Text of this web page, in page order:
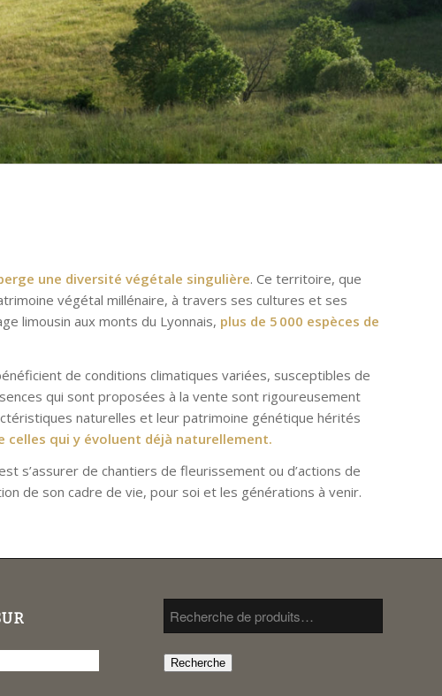
121314
une diversité végétale singulière. Ce territoire, que
végétal millénaire, à travers ses cultures et ses
limousin aux monts du Lyonnais, plus de 5 000 espèces de
de conditions climatiques variées, susceptibles de
qui sont proposées à la vente sont rigoureusement
naturelles et leur patrimoine génétique hérités
celles qui y évoluent déjà naturellement.
s’assurer de chantiers de fleurissement ou d’actions de
de son cadre de vie, pour soi et les générations à venir.
Recherche